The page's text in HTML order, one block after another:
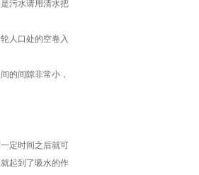
污水请用清水把
人口处的空卷入
的间隙非常小，
定时间之后就可
起到了吸水的作